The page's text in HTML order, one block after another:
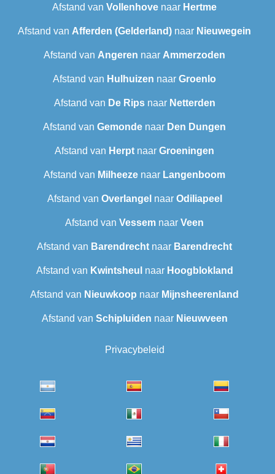
Afstand van Vollenhove naar Hertme
Afstand van Afferden (Gelderland) naar Nieuwegein
Afstand van Angeren naar Ammerzoden
Afstand van Hulhuizen naar Groenlo
Afstand van De Ripsnaar Netterden
Afstand van Gemonde naar Den Dungen
Afstand van Herpt naar Groeningen
Afstand van Milheeze naar Langenboom
Afstand van Overlangel naar Odiliapeel
Afstand van Vessem naar Veen
Afstand van Barendrecht‎ naar Barendrecht
Afstand van Kwintsheul naar Hoogblokland
Afstand van Nieuwkoop naar Mijnsheerenland
Afstand van Schipluiden naar Nieuwveen
Privacybeleid